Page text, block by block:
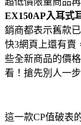
EX150AP入耳式
銷商都表示舊款
快3網頁上還有賣
些全新商品的價
看！搶先別人一
這一款CP值破表